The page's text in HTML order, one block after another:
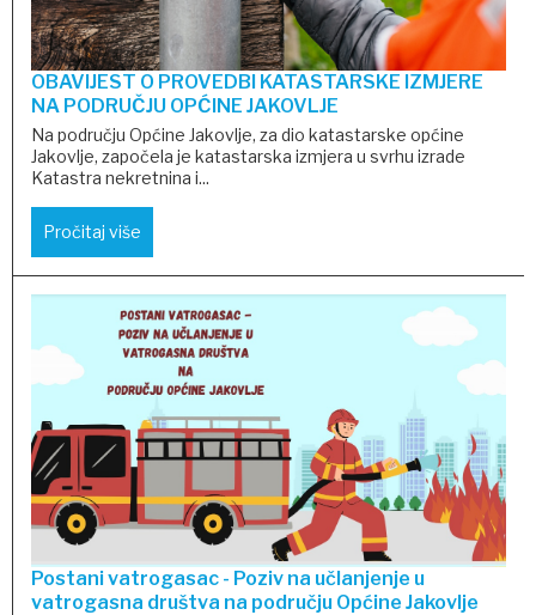
OBAVIJEST O PROVEDBI KATASTARSKE IZMJERE
NA PODRUČJU OPĆINE JAKOVLJE
Na području Općine Jakovlje, za dio katastarske općine
Jakovlje, započela je katastarska izmjera u svrhu izrade
Katastra nekretnina i...
Pročitaj više
Postani vatrogasac - Poziv na učlanjenje u
vatrogasna društva na području Općine Jakovlje